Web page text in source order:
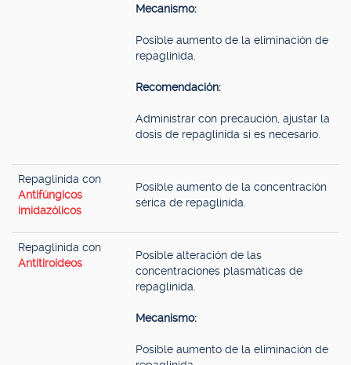
Mecanismo:
Posible aumento de la eliminación de
repaglinida.
Recomendación:
Administrar con precaución, ajustar la
dosis de repaglinida si es necesario.
Repaglinida con
Antifúngicos
imidazólicos
Posible aumento de la concentración
sérica de repaglinida.
Repaglinida con
Antitiroideos
Posible alteración de las
concentraciones plasmáticas de
repaglinida.
Mecanismo:
Posible aumento de la eliminación de